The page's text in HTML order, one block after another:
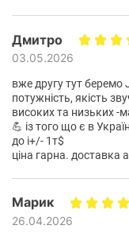
Дмитро
03.05.2026
вже другу тут беремо
потужність, якість
високих та низьких -
💪 із того що є в
до і+/- 1т$
ціна гарна. доставка
Марик
26.04.2026